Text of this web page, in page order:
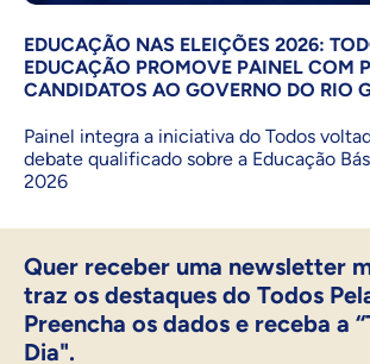
EDUCAÇÃO NAS ELEIÇÕES 2026:
EDUCAÇÃO PROMOVE PAINEL COM
CANDIDATOS AO GOVERNO DO RIO
Painel integra a iniciativa do Todos
debate qualificado sobre a Educação
2026
Quer receber uma newsletter
traz os destaques do Todos
Preencha os dados e receba a
Dia".